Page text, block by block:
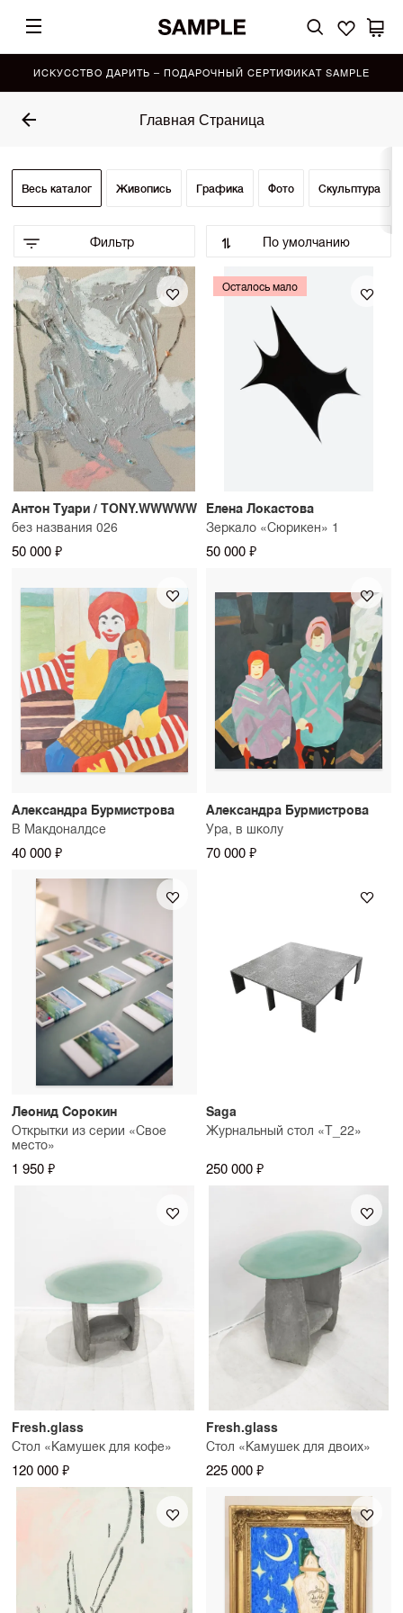
ИСКУССТВО ДАРИТЬ – ПОДАРОЧНЫЙ СЕРТИФИКАТ SAMPLE
Главная Страница
Весь каталог Живопись Графика Фото Скульптура
Фильтр По умолчанию
По умолчанию (Выбор SAMPLE)
По возрастанию цены
По убыванию цены
Сначала показать новинки
Антон Туари / TONY.WWWWW
без названия 026
50 000 ₽
Осталось мало
Елена Локастова
Зеркало «Сюрикен» 1
50 000 ₽
Александра Бурмистрова
В Макдоналдсе
40 000 ₽
Александра Бурмистрова
Ура, в школу
70 000 ₽
Леонид Сорокин
Открытки из серии «Свое
место»
1 950 ₽
Saga
Журнальный стол «T_22»
250 000 ₽
Fresh.glass
Стол «Камушек для кофе»
120 000 ₽
Fresh.glass
Стол «Камушек для двоих»
225 000 ₽